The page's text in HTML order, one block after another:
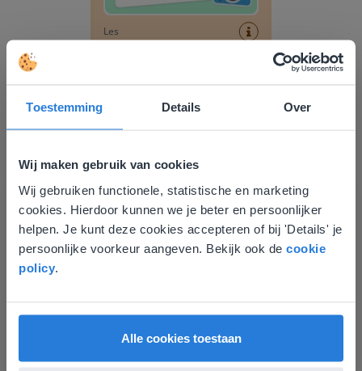
Toestemming Details Over
Wij maken gebruik van cookies
Wij gebruiken functionele, statistische en marketing
cookies. Hierdoor kunnen we je beter en persoonlijker
helpen. Je kunt deze cookies accepteren of bij 'Details' je
persoonlijke voorkeur aangeven. Bekijk ook de cookie
policy
Alle cookies toestaan
Les
Foto van de dag: Flora & Fauna #013
Fauna #013
Foto van de dag: Flora & Fauna #011
Deze website komt niet
overeen met je locatie
Gezien je locatie, denken we dat je misschien
liever naar de website voor English gaat. Hier
English
Vlaanderen